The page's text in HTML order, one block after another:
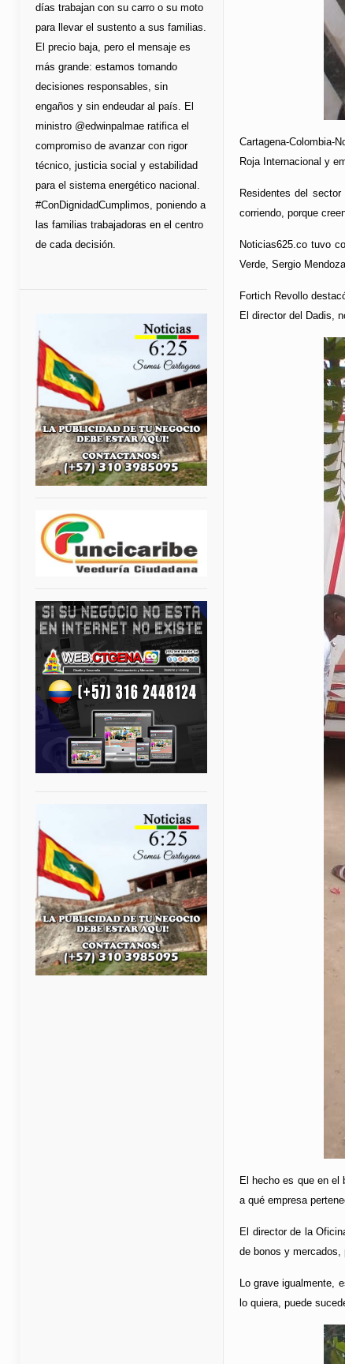
Cartagena-Colombia-
Roja Internacional y
Residentes del
corriendo, porque
Noticias625.co tuvo
Verde, Sergio
Fortich Revollo
El director del Dadis,
El hecho es que en el
a qué empresa
El director de la
de bonos y mercados,
Lo grave igualmente,
lo quiera, puede
días trabajan con su carro o su moto
para llevar el sustento a sus familias.
El precio baja, pero el mensaje es
más grande: estamos tomando
decisiones responsables, sin
engaños y sin endeudar al país. El
ministro @edwinpalmae ratifica el
compromiso de avanzar con rigor
técnico, justicia social y estabilidad
para el sistema energético nacional.
#ConDignidadCumplimos, poniendo a
las familias trabajadoras en el centro
de cada decisión.